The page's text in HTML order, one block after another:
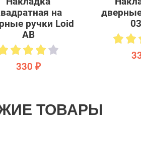
на
ручки Loid
AB
330 ₽
ТОВАРЫ